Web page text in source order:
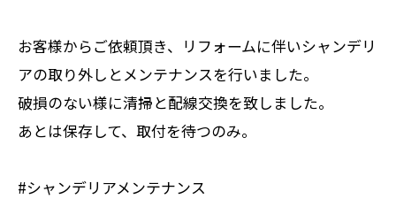
お客様からご依頼頂き、リフォームに伴いシャンデリ
アの取り外しとメンテナンスを行いました。
破損のない様に清掃と配線交換を致しました。
あとは保存して、取付を待つのみ。
#シャンデリアメンテナンス